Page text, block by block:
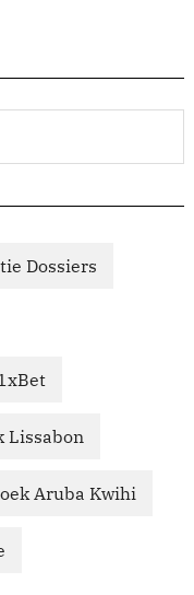
Dossiers
Lissabon
Aruba Kwihi